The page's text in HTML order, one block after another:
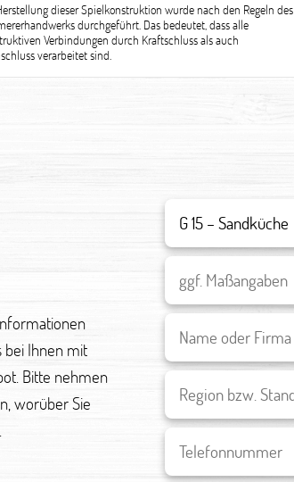
dieser Spielkonstruktion wurde nach den Regeln des
durchgeführt. Das bedeutet, dass alle
Verbindungen durch Kraftschluss als auch
verarbeitet sind.
bei Ihnen mit
Bitte nehmen
worüber Sie